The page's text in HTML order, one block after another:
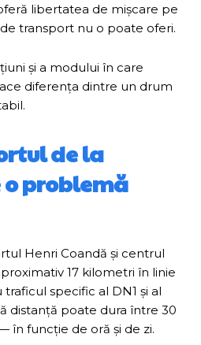
libertatea de mișcare pe
transport nu o poate oferi.
și a modului în care
diferența dintre un drum
de la
problemă
Henri Coandă și centrul
17 kilometri în linie
specific al DN1 și al
distanță poate dura între 30
în funcție de oră și de zi.